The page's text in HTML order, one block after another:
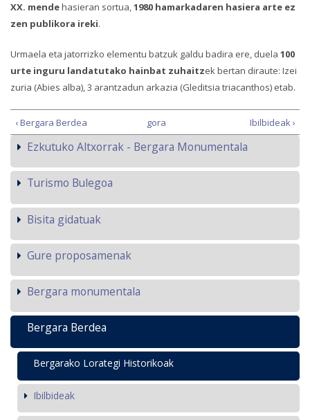
XX. mendehasieran sortua,1980 hamarkadaren hasiera arte ez
zen publikora ireki.
Urmaela eta jatorrizko elementu batzuk galdu badira ere, duela 100
urte inguru landatutako hainbat zuhaitzek bertan diraute: Izei
zuria (Abies alba), 3 arantzadun arkazia (Gleditsia triacanthos) etab.
‹ Bergara Berdea gora Ibilbideak ›
Ezkutuko Altxorrak - Bergara Monumentala
Turismo Bulegoa
Bisita gidatuak
Gure proposamenak
Bergara monumentala
Bergara Berdea
Bergarako Lorategi Historikoak
Ibilbideak